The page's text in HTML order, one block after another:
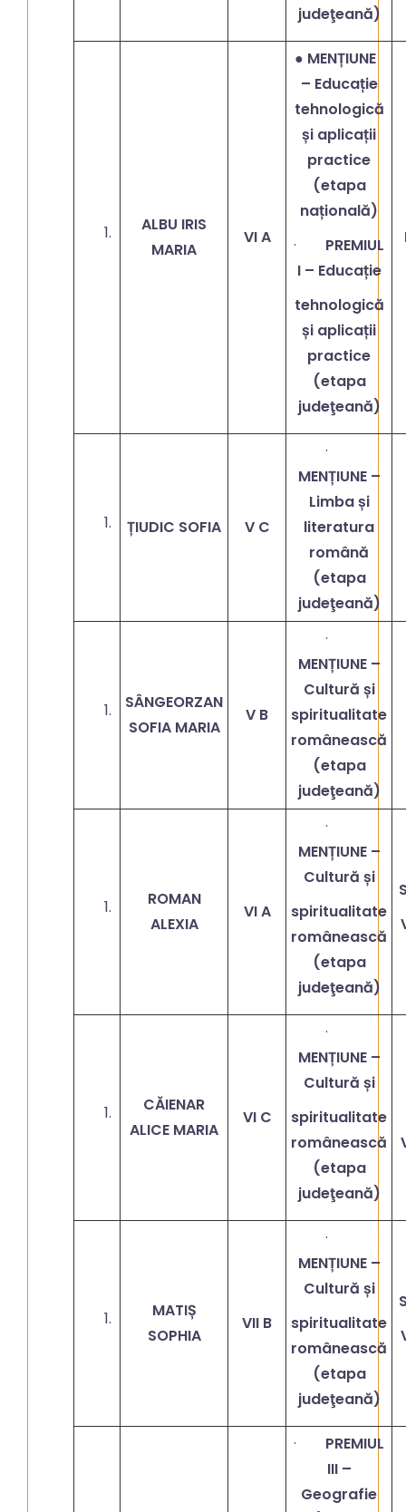
judeţeană)
ALBU IRIS
MARIA
VI A
● MENȚIUNE
– Educație
tehnologică
și aplicații
practice
(etapa
națională)
· PREMIUL
I – Educație
tehnologică
și aplicații
practice
(etapa
judeţeană)
ȚIUDIC SOFIA V C
·
MENȚIUNE –
Limba și
literatura
română
(etapa
judeţeană)
SÂNGEORZAN
SOFIA MARIA
V B
·
MENȚIUNE –
Cultură și
spiritualitate
românească
(etapa
judeţeană)
ROMAN
ALEXIA
VI A
·
MENȚIUNE –
Cultură și
spiritualitate
românească
(etapa
judeţeană)
CĂIENAR
ALICE MARIA
VI C
·
MENȚIUNE –
Cultură și
spiritualitate
românească
(etapa
judeţeană)
MATIȘ
SOPHIA
VII B
·
MENȚIUNE –
Cultură și
spiritualitate
românească
(etapa
judeţeană)
· PREMIUL
III –
Geografie